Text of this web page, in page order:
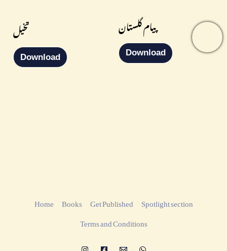
تخیل
Download
پیام گلستان
Download
Home Books Get Published Spotlight section
Terms and Conditions